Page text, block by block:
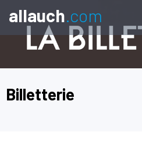
allauch.com
Billetterie